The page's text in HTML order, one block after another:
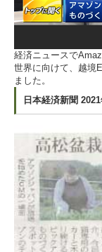
経済ニュースで
世界に向けて、越境
ました。
日本経済新聞